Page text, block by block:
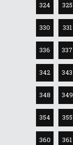
324 325
330 331
336 337
342 343
348 349
354 355
360 361